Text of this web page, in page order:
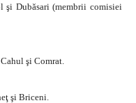
şi Dubăsari (membrii comisiei
şi Comrat.
şi Briceni.